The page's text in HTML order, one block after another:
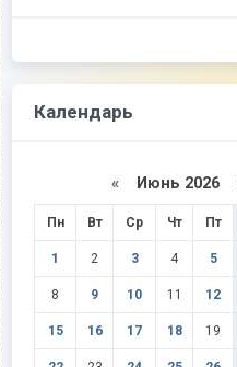
Календарь
« Июнь 2026
Пн Вт Ср Чт Пт
1 2 3 4 5
8 9 10 11 12
15 16 17 18 19